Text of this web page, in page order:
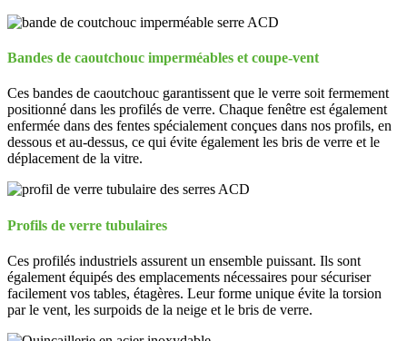
Bandes de caoutchouc imperméables et coupe-vent
Ces bandes de caoutchouc garantissent que le verre soit fermement
positionné dans les profilés de verre. Chaque fenêtre est également
enfermée dans des fentes spécialement conçues dans nos profils, en
dessous et au-dessus, ce qui évite également les bris de verre et le
déplacement de la vitre.
Profils de verre tubulaires
Ces profilés industriels assurent un ensemble puissant. Ils sont
également équipés des emplacements nécessaires pour sécuriser
facilement vos tables, étagères. Leur forme unique évite la torsion
par le vent, les surpoids de la neige et le bris de verre.